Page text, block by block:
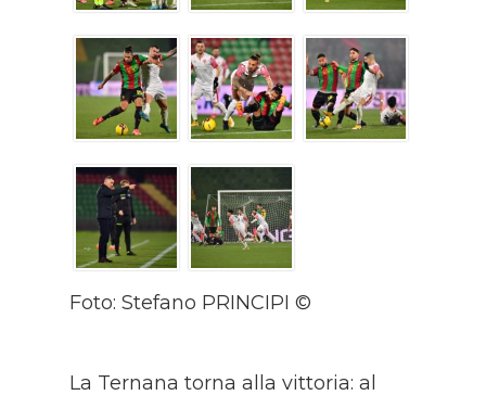
Foto: Stefano PRINCIPI ©
La Ternana torna alla vittoria: al